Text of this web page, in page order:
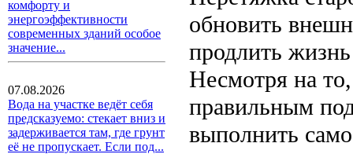
комфорту и
энергоэффективности
современных зданий особое
значение...
07.08.2026
Вода на участке ведёт себя
предсказуемо: стекает вниз и
задерживается там, где грунт
её не пропускает. Если под...
обновить
продлить
Несмотря на
правильным
выполнить